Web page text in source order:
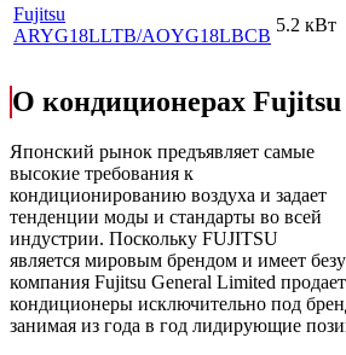
Fujitsu
ARYG18LLTB/AOYG18LBCB
5.2 кВт
О кондиционерах Fujitsu
Японский рынок предъявляет самые
высокие требования к
кондиционированию воздуха и задает
тенденции моды и стандарты во всей
индустрии. Поскольку FUJITSU
является мировым брендом и имеет
компания Fujitsu General Limited
кондиционеры исключительно под
занимая из года в год лидирующие